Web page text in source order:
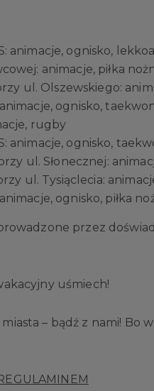
animacje, ognisko,
animacje, piłka
ul. Olszewskiego:
ognisko,
rugby
animacje, ognisko,
ul. Słonecznej:
ul. Tysiąclecia:
ognisko, piłka
przez
uśmiech!
– bądź z nami! Bo